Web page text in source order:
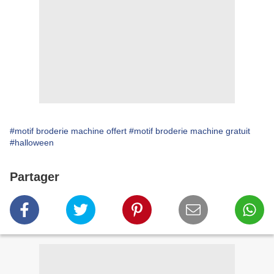
#motif broderie machine offert #motif broderie machine gratuit
#halloween
Partager